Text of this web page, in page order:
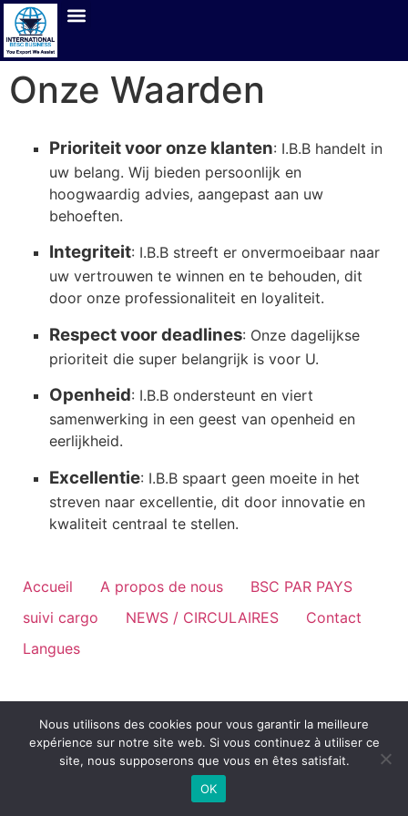
Onze Waarden
Prioriteit voor onze klanten: I.B.B handelt in
uw belang. Wij bieden persoonlijk en
hoogwaardig advies, aangepast aan uw
behoeften.
Integriteit: I.B.B streeft er onvermoeibaar naar
uw vertrouwen te winnen en te behouden, dit
door onze professionaliteit en loyaliteit.
Respect voor deadlines: Onze dagelijkse
prioriteit die super belangrijk is voor U.
Openheid: I.B.B ondersteunt en viert
samenwerking in een geest van openheid en
eerlijkheid.
Excellentie: I.B.B spaart geen moeite in het
streven naar excellentie, dit door innovatie en
kwaliteit centraal te stellen.
Accueil A propos de nous
BSC PAR PAYS
suivi cargo
NEWS / CIRCULAIRES
Contact
Langues
Nous utilisons des cookies pour vous garantir la meilleure
expérience sur notre site web. Si vous continuez à utiliser ce
site, nous supposerons que vous en êtes satisfait.
OK